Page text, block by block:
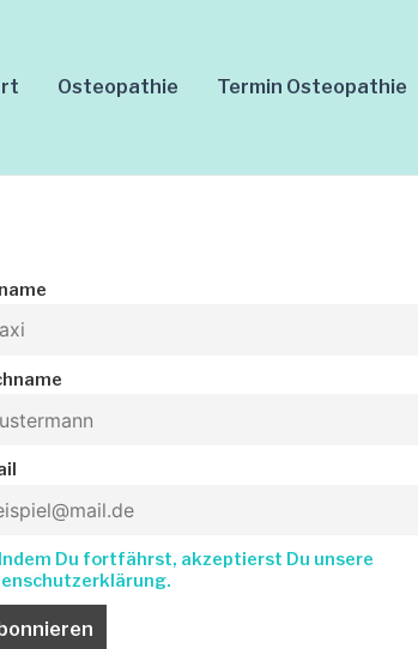
Osteopathie Termin Osteopathie
Du fortfährst, akzeptierst Du unsere